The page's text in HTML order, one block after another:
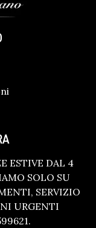
ESTIVE DAL 4
SOLO SU
SERVIZIO
URGENTI